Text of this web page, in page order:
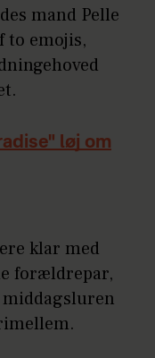
mand Pelle
to emojis,
løj om
klar med
forældrepar,